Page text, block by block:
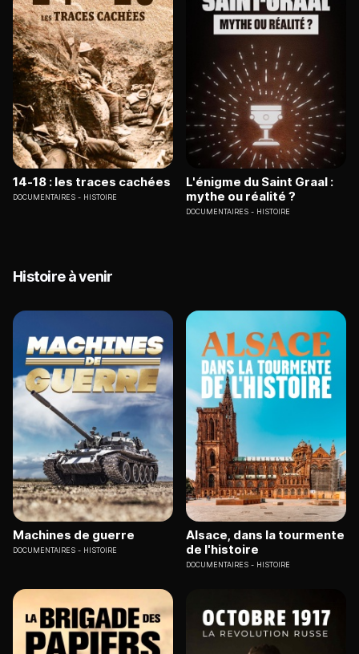
14-18 : les traces cachées
DOCUMENTAIRES HISTOIRE
L'énigme du Saint Graal :
mythe ou réalité ?
DOCUMENTAIRES HISTOIRE
Histoire à venir
Machines de guerre
DOCUMENTAIRES HISTOIRE
Alsace, dans la tourmente
de l'histoire
DOCUMENTAIRES HISTOIRE